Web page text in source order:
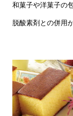
和菓子や洋菓子の
脱酸素剤との併用